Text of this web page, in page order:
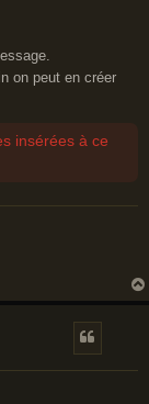
on peut en créer
insérées à ce